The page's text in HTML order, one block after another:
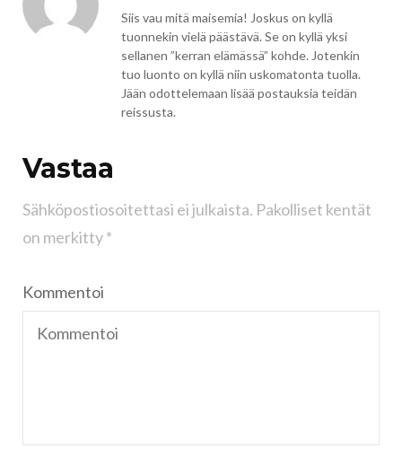
Siis vau mitä maisemia! Joskus on kyllä
tuonnekin vielä päästävä. Se on kyllä yksi
sellanen ”kerran elämässä” kohde. Jotenkin
tuo luonto on kyllä niin uskomatonta tuolla.
Jään odottelemaan lisää postauksia teidän
reissusta.
Vastaa
Sähköpostiosoitettasi ei julkaista. Pakolliset kentät
on merkitty*
Kommentoi